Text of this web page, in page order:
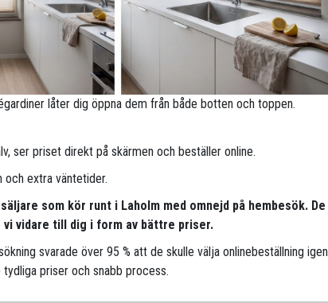
låter dig öppna dem från både botten och toppen.
ser priset direkt på skärmen och beställer online.
och extra väntetider.
som kör runt i Laholm med omnejd på hembesök. De
vi vidare till dig i form av bättre priser.
svarade över 95 % att de skulle välja onlinebeställning igen
priser och snabb process.